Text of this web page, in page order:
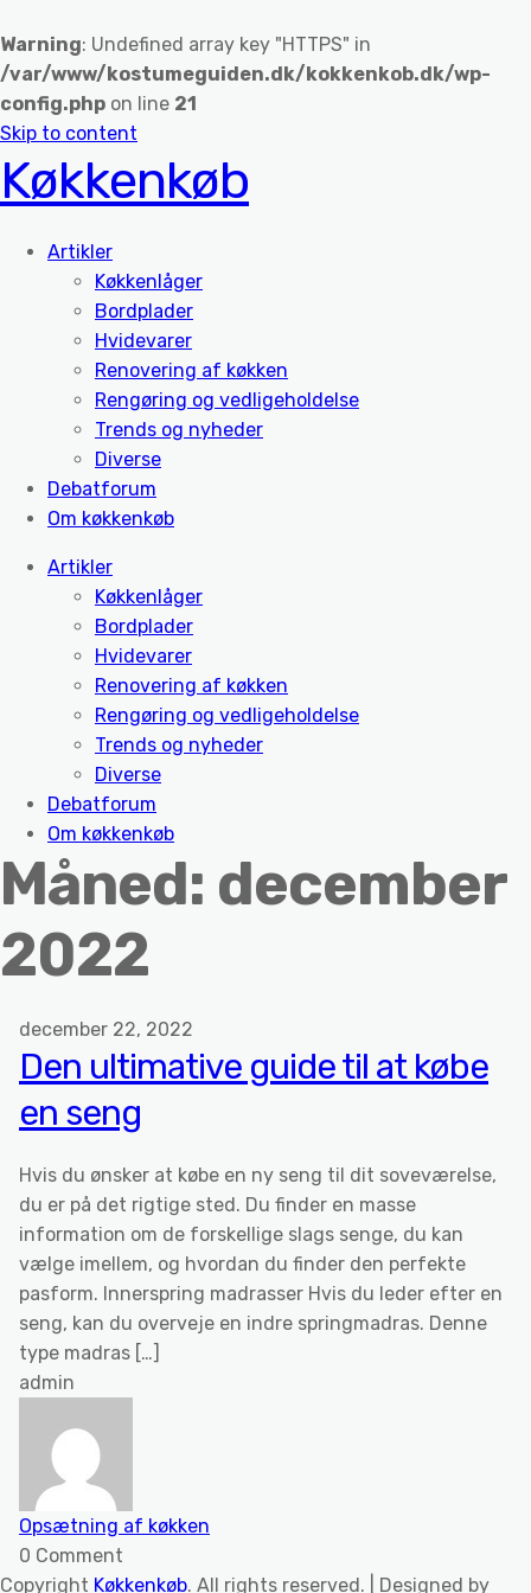
Warning: Undefined array key "HTTPS" in
/var/www/kostumeguiden.dk/kokkenkob.dk/wp-
config.php on line 21
Skip to content
Køkkenkøb
Artikler
Køkkenlåger
Bordplader
Hvidevarer
Renovering af køkken
Rengøring og vedligeholdelse
Trends og nyheder
Diverse
Debatforum
Om køkkenkøb
Artikler
Køkkenlåger
Bordplader
Hvidevarer
Renovering af køkken
Rengøring og vedligeholdelse
Trends og nyheder
Diverse
Debatforum
Om køkkenkøb
Måned: december
2022
december 22, 2022
Den ultimative guide til at købe
en seng
Hvis du ønsker at købe en ny seng til dit soveværelse,
du er på det rigtige sted. Du finder en masse
information om de forskellige slags senge, du kan
vælge imellem, og hvordan du finder den perfekte
pasform. Innerspring madrasser Hvis du leder efter en
seng, kan du overveje en indre springmadras. Denne
type madras […]
admin
Opsætning af køkken
0 Comment
Copyright Køkkenkøb. All rights reserved. | Designed by